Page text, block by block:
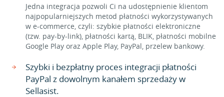
Jedna integracja pozwoli Ci na udostępnienie klientom
najpopularniejszych metod płatności wykorzystywanych
w e-commerce, czyli: szybkie płatności elektroniczne
(tzw. pay-by-link), płatności kartą, BLIK, płatności mobilne
Google Play oraz Apple Play, PayPal, przelew bankowy.
Szybki i bezpłatny proces integracji płatności
PayPal z dowolnym kanałem sprzedaży w
Sellasist.